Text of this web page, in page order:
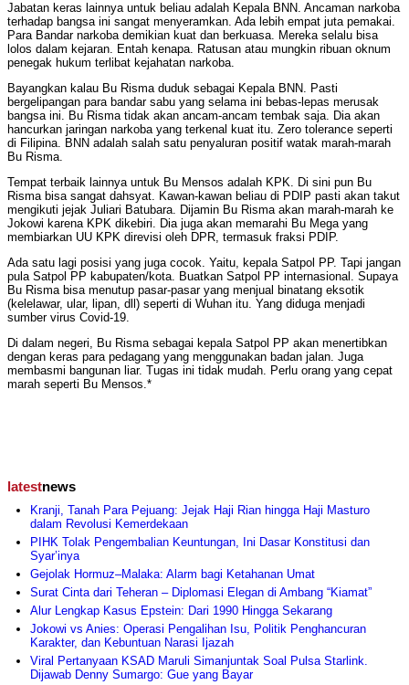
Jabatan keras lainnya untuk beliau adalah Kepala BNN. Ancaman narkoba
terhadap bangsa ini sangat menyeramkan. Ada lebih empat juta pemakai.
Para Bandar narkoba demikian kuat dan berkuasa. Mereka selalu bisa
lolos dalam kejaran. Entah kenapa. Ratusan atau mungkin ribuan oknum
penegak hukum terlibat kejahatan narkoba.
Bayangkan kalau Bu Risma duduk sebagai Kepala BNN. Pasti
bergelipangan para bandar sabu yang selama ini bebas-lepas merusak
bangsa ini. Bu Risma tidak akan ancam-ancam tembak saja. Dia akan
hancurkan jaringan narkoba yang terkenal kuat itu. Zero tolerance seperti
di Filipina. BNN adalah salah satu penyaluran positif watak marah-marah
Bu Risma.
Tempat terbaik lainnya untuk Bu Mensos adalah KPK. Di sini pun Bu
Risma bisa sangat dahsyat. Kawan-kawan beliau di PDIP pasti akan takut
mengikuti jejak Juliari Batubara. Dijamin Bu Risma akan marah-marah ke
Jokowi karena KPK dikebiri. Dia juga akan memarahi Bu Mega yang
membiarkan UU KPK direvisi oleh DPR, termasuk fraksi PDIP.
Ada satu lagi posisi yang juga cocok. Yaitu, kepala Satpol PP. Tapi jangan
pula Satpol PP kabupaten/kota. Buatkan Satpol PP internasional. Supaya
Bu Risma bisa menutup pasar-pasar yang menjual binatang eksotik
(kelelawar, ular, lipan, dll) seperti di Wuhan itu. Yang diduga menjadi
sumber virus Covid-19.
Di dalam negeri, Bu Risma sebagai kepala Satpol PP akan menertibkan
dengan keras para pedagang yang menggunakan badan jalan. Juga
membasmi bangunan liar. Tugas ini tidak mudah. Perlu orang yang cepat
marah seperti Bu Mensos.*
latestnews
Kranji, Tanah Para Pejuang: Jejak Haji Rian hingga Haji Masturo
dalam Revolusi Kemerdekaan
PIHK Tolak Pengembalian Keuntungan, Ini Dasar Konstitusi dan
Syar’inya
Gejolak Hormuz–Malaka: Alarm bagi Ketahanan Umat
Surat Cinta dari Teheran – Diplomasi Elegan di Ambang “Kiamat”
Alur Lengkap Kasus Epstein: Dari 1990 Hingga Sekarang
Jokowi vs Anies: Operasi Pengalihan Isu, Politik Penghancuran
Karakter, dan Kebuntuan Narasi Ijazah
Viral Pertanyaan KSAD Maruli Simanjuntak Soal Pulsa Starlink.
Dijawab Denny Sumargo: Gue yang Bayar